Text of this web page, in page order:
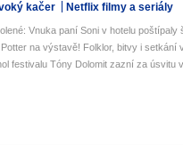
kačer Netflix filmy a seriály
Vnuka paní Soni v hotelu poštípaly
na výstavě! Folklor, bitvy i setkání
festivalu Tóny Dolomit zazní za úsvitu